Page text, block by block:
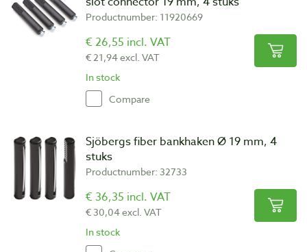
Productnumber: 11920669
€ 26,55 incl. VAT
€ 21,94 excl. VAT
In stock
Compare
Sjöbergs fiber bankhaken Ø 19 mm, 4
stuks
Productnumber: 32733
€ 36,35 incl. VAT
€ 30,04 excl. VAT
In stock